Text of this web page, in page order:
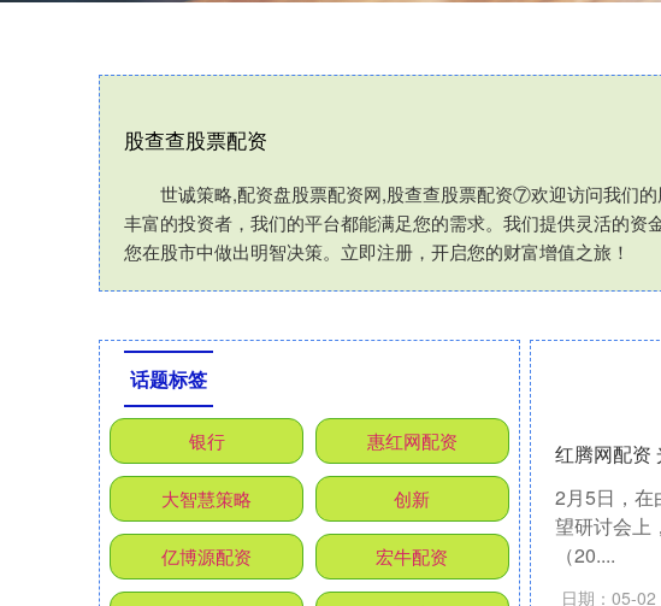
股查查股票配资
世诚策略,配资盘股票配资网,股查查股票配资⑦欢迎访问我们
丰富的投资者，我们的平台都能满足您的需求。我们提供灵活的
您在股市中做出明智决策。立即注册，开启您的财富增值之旅！
红腾网配资
2月5日，在
望研讨会上
（20....
日期：05-02
话题标签
银行 惠红网配资
大智慧策略 创新
亿博源配资 宏牛配资